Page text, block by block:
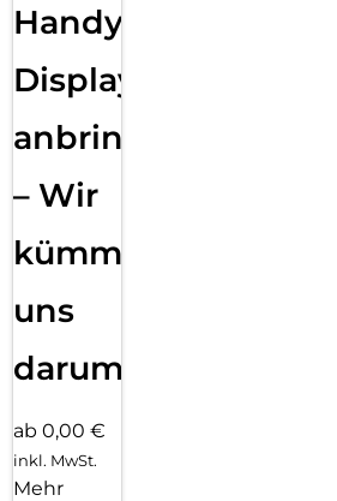
Handy
Displayfolie
anbringen
– Wir
kümmern
uns
darum!
ab 0,00 €
inkl. MwSt.
Mehr